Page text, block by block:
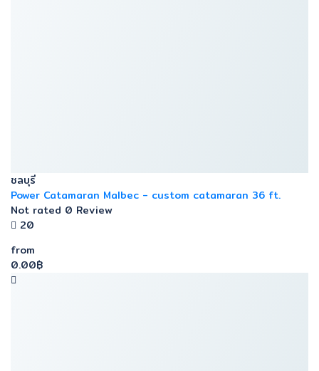
ชลบุรี
Power Catamaran Malbec - custom catamaran 36 ft.
Not rated 0 Review
20
from
0.00฿